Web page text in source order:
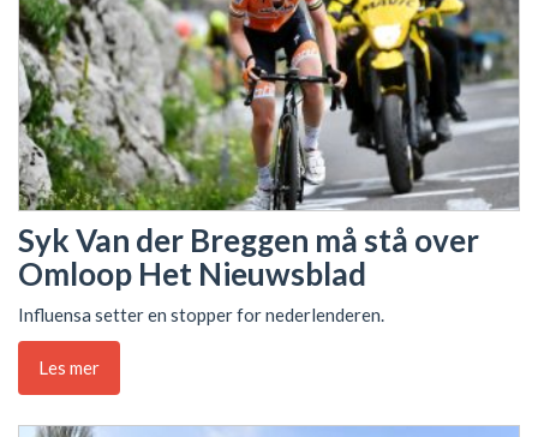
Syk Van der Breggen må stå over
Omloop Het Nieuwsblad
Influensa setter en stopper for nederlenderen.
Les mer